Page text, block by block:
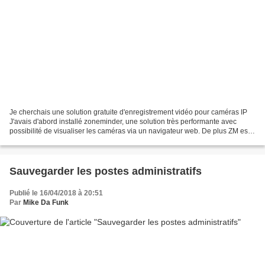
Je cherchais une solution gratuite d'enregistrement vidéo pour caméras IP
J'avais d'abord installé zoneminder, une solution très performante avec
possibilité de visualiser les caméras via un navigateur web. De plus ZM est
Sauvegarder les postes administratifs
Publié le 16/04/2018 à 20:51
Par Mike Da Funk